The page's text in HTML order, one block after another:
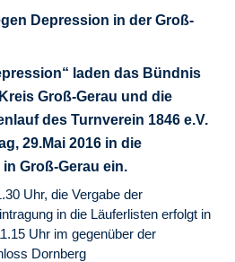
Depression in der Groß-
laden das Bündnis
Groß-Gerau und die
des Turnverein 1846 e.V.
29.Mai 2016 in die
Groß-Gerau ein.
Uhr, die Vergabe der
in die Läuferlisten erfolgt in
Uhr im gegenüber der
Dornberg